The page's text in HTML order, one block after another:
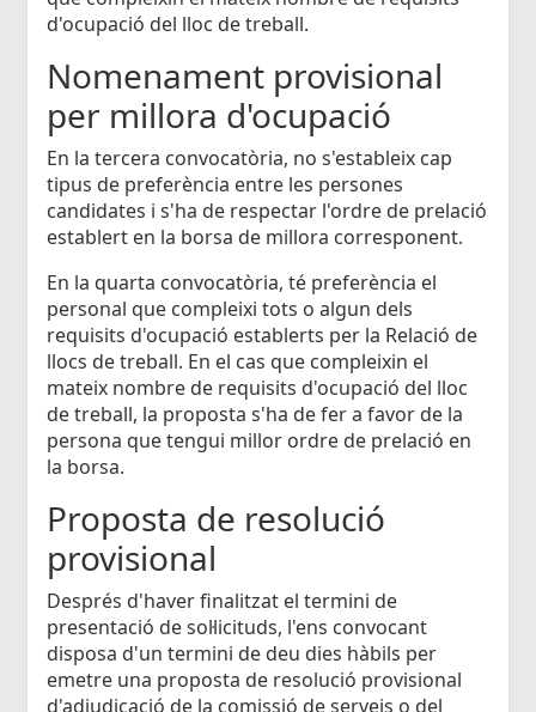
d'ocupació del lloc de treball.
Nomenament provisional
per millora d'ocupació
En la tercera convocatòria, no s'estableix cap
tipus de preferència entre les persones
candidates i s'ha de respectar l'ordre de prelació
establert en la borsa de millora corresponent.
En la quarta convocatòria, té preferència el
personal que compleixi tots o algun dels
requisits d'ocupació establerts per la Relació de
llocs de treball. En el cas que compleixin el
mateix nombre de requisits d'ocupació del lloc
de treball, la proposta s'ha de fer a favor de la
persona que tengui millor ordre de prelació en
la borsa.
Proposta de resolució
provisional
Després d'haver finalitzat el termini de
presentació de sol·licituds, l'ens convocant
disposa d'un termini de deu dies hàbils per
emetre una proposta de resolució provisional
d'adjudicació de la comissió de serveis o del